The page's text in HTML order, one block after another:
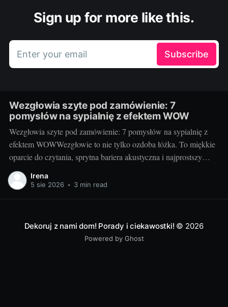
Sign up for more like this.
Enter your email Subscribe
Wezgłowia szyte pod zamówienie: 7
pomysłów na sypialnię z efektem WOW
Wezgłowia szyte pod zamówienie: 7 pomysłów na sypialnię z
efektem WOWWezgłowie to nie tylko ozdoba łóżka. To miękkie
oparcie do czytania, sprytna bariera akustyczna i najprostszy
sposób na nadanie sypialni charakteru. Projektując je na
zamówienie, decydujesz o wszystkim: formie, wysokości,
Irena
5 sie 2026 • 3 min read
Dekoruj z nami dom! Porady i ciekawostki! © 2026
Powered by Ghost